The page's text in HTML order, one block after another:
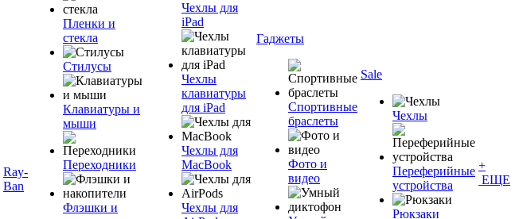
Ray-
Ban
Пленки и
стекла
Стилусы
Клавиатуры и
мыши
Переходники
Флэшки и
Чехлы для
iPad
Чехлы
клавиатуры
для iPad
Чехлы для
MacBook
Чехлы для
Гаджеты
Спортивные
браслеты
Фото и
видео
Sale
Чехлы
Переферийные
устройства
Рюкзаки
+
ЕЩЕ